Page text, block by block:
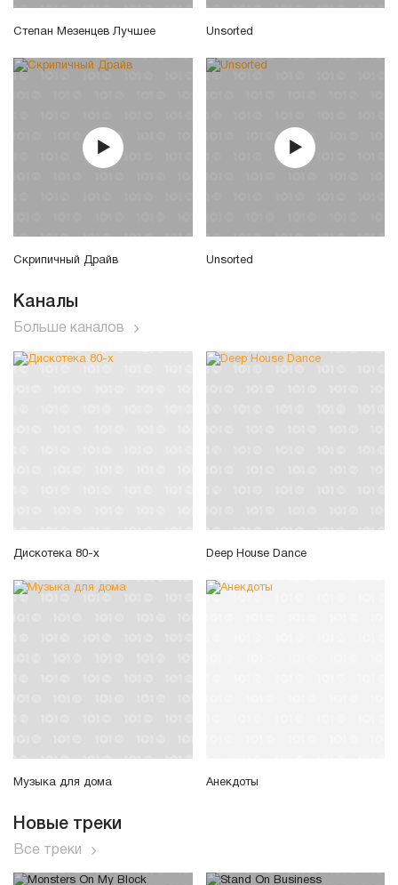
Степан Мезенцев Лучшее Unsorted
Скрипичный Драйв Unsorted
Каналы
Больше каналов
Дискотека 80-х Deep House Dance
Музыка для дома Анекдоты
Новые треки
Все треки